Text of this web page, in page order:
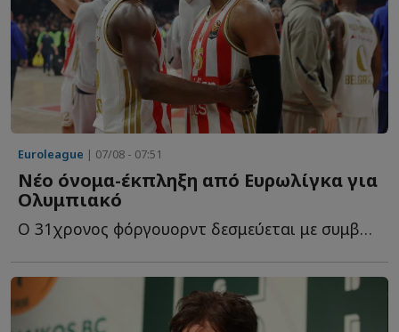
Euroleague | 07/08 - 07:51
Νέο όνομα-έκπληξη από Ευρωλίγκα για
Ολυμπιακό
O 31χρονος φόργουορντ δεσμεύεται με συμβόλαιο για ακόμη έ...